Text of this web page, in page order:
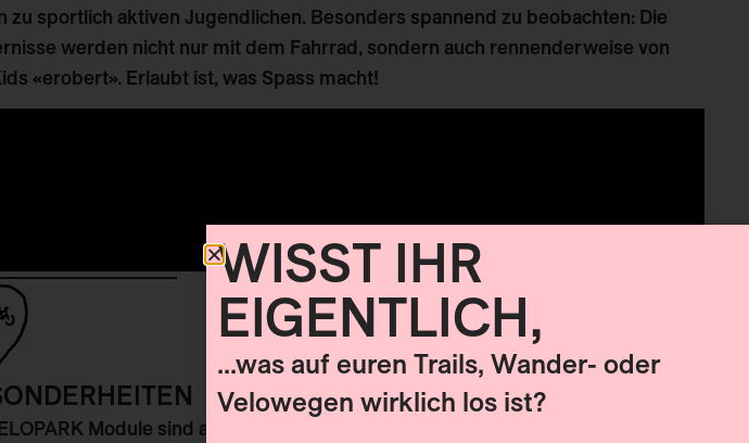
zu sportlich aktiven Jugendlichen. Besonders spannend zu beobachten: Die
werden nicht nur mit dem Fahrrad, sondern auch rennenderweise von
«erobert». Erlaubt ist, was Spass macht!
Module sind auf eine Asphaltbahn montiert, um beispielsweise auch
WISST IHR
EIGENTLICH,
...was auf euren Trails, Wander- oder
Velowegen wirklich los ist?